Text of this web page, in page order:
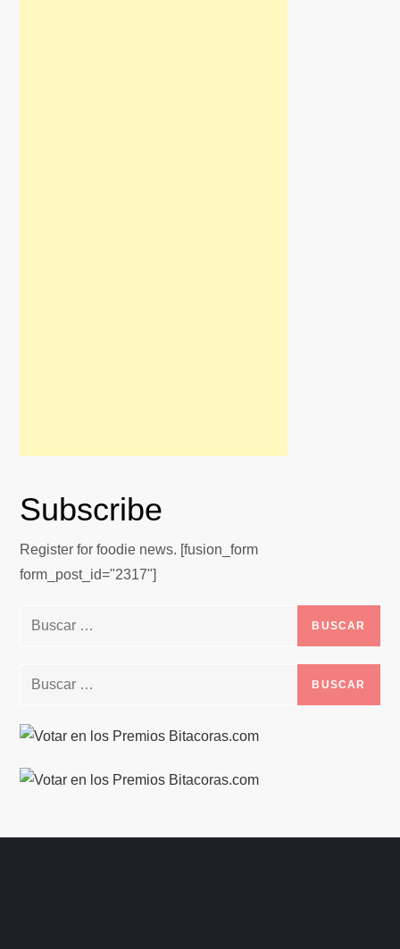
Subscribe
Register for foodie news. [fusion_form
form_post_id="2317"]
Buscar:
Buscar: